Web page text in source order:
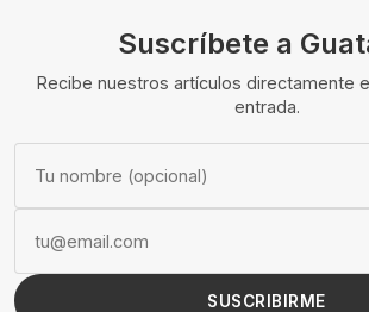
Suscríbete a
Recibe nuestros artículos directamente
entrada.
SUSCRIBIRME